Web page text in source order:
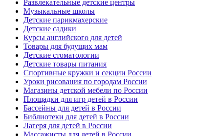
Развлекательные детские центры
Музыкальные школы
Детские парикмахерские
Детские садики
Курсы английского для детей
Товары для будущих мам
Детские стоматологии
Детские товары питания
Спортивные кружки и секции России
Уроки рисования по городам России
Магазины детской мебели по России
Площадки для игр детей в России
Бассейны для детей в России
Библиотеки для детей в России
Лагеря для детей в России
Массажисты для детей в России